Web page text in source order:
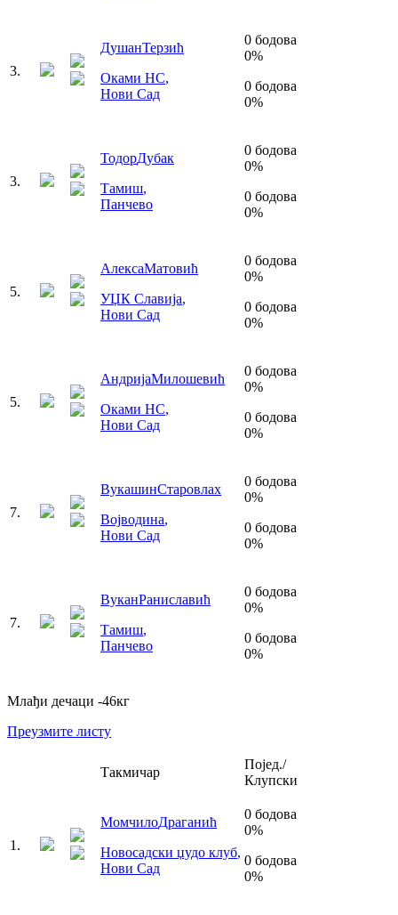
3.
ДушанТерзић
Оками НС,
Нови Сад
0 бодова
0%
0 бодова
0%
3.
ТодорДубак
Тамиш,
Панчево
0 бодова
0%
0 бодова
0%
5.
АлексаМатовић
УЏК Славија,
Нови Сад
0 бодова
0%
0 бодова
0%
5.
АндријаМилошевић
Оками НС,
Нови Сад
0 бодова
0%
0 бодова
0%
7.
ВукашинСтаровлах
Војводина,
Нови Сад
0 бодова
0%
0 бодова
0%
7.
ВуканРаниславић
Тамиш,
Панчево
0 бодова
0%
0 бодова
0%
Млађи дечаци -46кг
Преузмите листу
Такмичар
Појед./
Клупски
1 .
МомчилоДраганић
Новосадски џудо клуб,
Нови Сад
0 бодова
0%
0 бодова
0%